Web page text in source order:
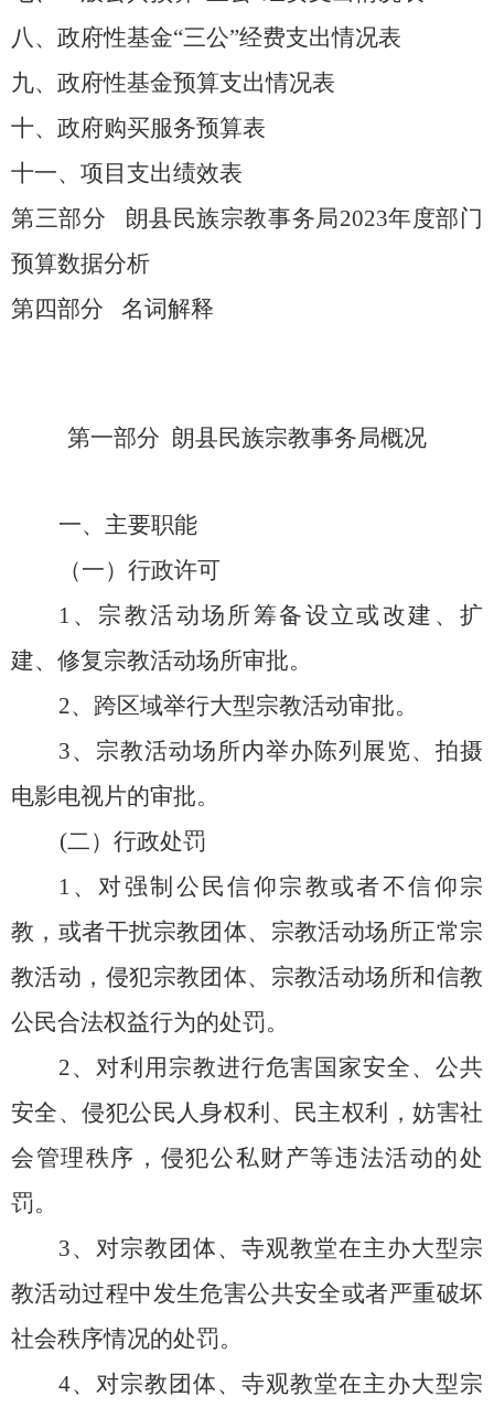
八、政府性基金“三公”经费支出情况表
九、政府性基金预算支出情况表
十、 政府购买服务预算表
十一、项目支出绩效表
第三部分
朗县民族宗教事务局2023年度部门
预算数据分析
第四部分
名词解释
第一部分 朗县民族宗教事务局概况
一、主要职能
（一）行政许可
1、宗教活动场所筹备设立或改建、扩
建、修复宗教活动场所审批。
2、跨区域举行大型宗教活动审批。
3、宗教活动场所内举办陈列展览、拍摄
电影电视片的审批。
(二）行政处罚
1、对强制公民信仰宗教或者不信仰宗
教，或者干扰宗教团体、宗教活动场所正常宗
教活动，侵犯宗教团体、宗教活动场所和信教
公民合法权益行为的处罚。
2、对利用宗教进行危害国家安全、公共
安全、侵犯公民人身权利、民主权利，妨害社
会管理秩序，侵犯公私财产等违法活动的处
罚。
3、对宗教团体、寺观教堂在主办大型宗
教活动过程中发生危害公共安全或者严重破坏
社会秩序情况的处罚。
4、对宗教团体、寺观教堂在主办大型宗